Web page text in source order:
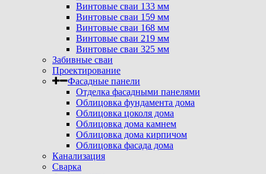
Винтовые сваи 133 мм
Винтовые сваи 159 мм
Винтовые сваи 168 мм
Винтовые сваи 219 мм
Винтовые сваи 325 мм
Забивные сваи
Проектирование
Фасадные панели
Отделка фасадными панелями
Облицовка фундамента дома
Облицовка цоколя дома
Облицовка дома камнем
Облицовка дома кирпичом
Облицовка фасада дома
Канализация
Сварка